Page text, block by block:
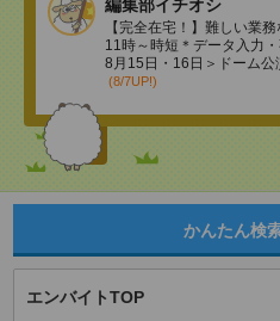
編集部イチオシ
【完全在宅！】難しい業
11時～時短＊データ入力
8月15日・16日＞ドーム
(8/7UP!)
かんたん検
エンバイトTOP